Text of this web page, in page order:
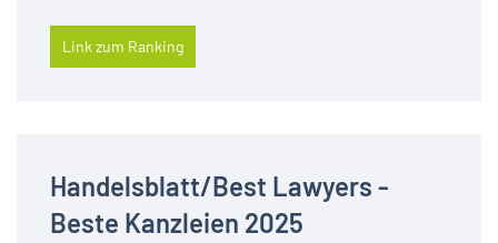
Link zum Ranking
Handelsblatt/Best Lawyers -
Beste Kanzleien 2025